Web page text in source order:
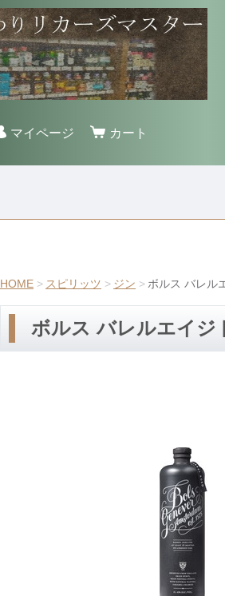
マイページ カート
HOME スピリッツ ジン ボルス バレル
ボルス バレルエイジ